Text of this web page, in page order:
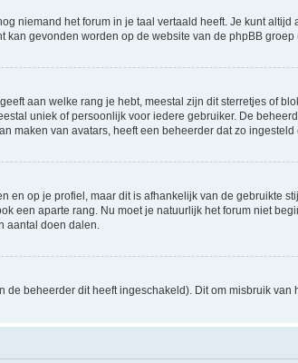
niemand het forum in je taal vertaald heeft. Je kunt
gevonden worden op de website van de phpBB
aan welke rang je hebt, meestal zijn dit sterretjes of
uniek of persoonlijk voor iedere gebruiker. De
van avatars, heeft een beheerder dat zo
op je profiel, maar dit is afhankelijk van de gebruikte
een aparte rang. Nu moet je natuurlijk het forum niet
aantal doen dalen.
beheerder dit heeft ingeschakeld). Dit om misbruik